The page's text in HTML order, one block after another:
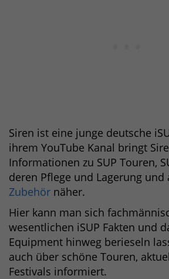
Siren ist eine junge deutsche
ihrem YouTube Kanal bringt
Informationen zu SUP Touren,
deren Pflege und Lagerung und
Zubehör näher.
Hier kann man sich
wesentlichen iSUP Fakten und
Equipment hinweg berieseln
auch über schöne Touren,
Festivals informiert.